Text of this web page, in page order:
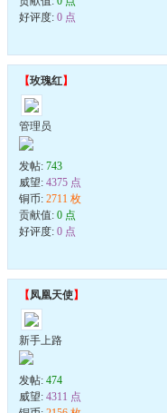
好评度: 0 点
【玫瑰红】
管理员
发帖: 743
威望: 4375 点
铜币: 2711 枚
贡献值: 0 点
好评度: 0 点
【凤凰天使】
新手上路
发帖: 474
威望: 4311 点